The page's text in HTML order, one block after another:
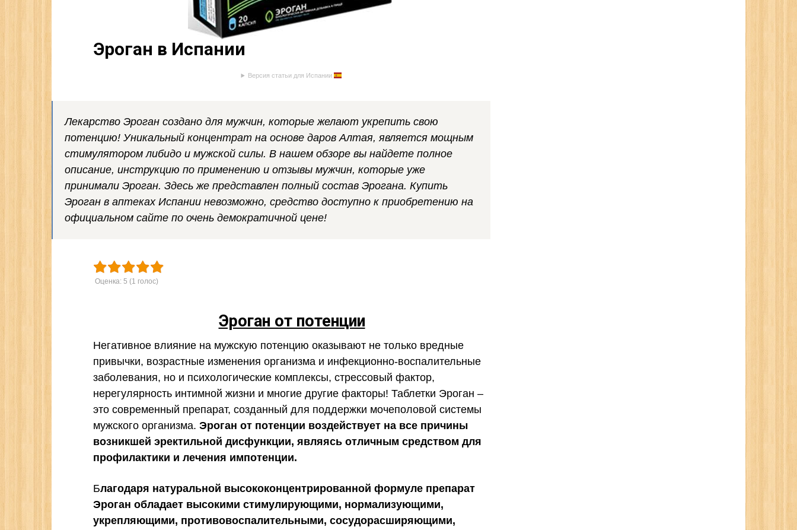
Эроган в Испании
Версия статьи для Испании
Лекарство Эроган создано для мужчин, которые желают укрепить свою
потенцию! Уникальный концентрат на основе даров Алтая, является мощным
стимулятором либидо и мужской силы. В нашем обзоре вы найдете полное
описание, инструкцию по применению и отзывы мужчин, которые уже
принимали Эроган. Здесь же представлен полный состав Эрогана. Купить
Эроган в аптеках Испании невозможно, средство доступно к приобретению на
официальном сайте по очень демократичной цене!
Оценка: 5 (1 голос)
Эроган от потенции
Негативное влияние на мужскую потенцию оказывают не только вредные
привычки, возрастные изменения организма и инфекционно-воспалительные
заболевания, но и психологические комплексы, стрессовый фактор,
нерегулярность интимной жизни и многие другие факторы! Таблетки Эроган –
это современный препарат, созданный для поддержки мочеполовой системы
мужского организма. Эроган от потенции воздействует на все причины
возникшей эректильной дисфункции, являясь отличным средством для
профилактики и лечения импотенции.
Благодаря натуральной высококонцентрированной формуле препарат
Эроган обладает высокими стимулирующими, нормализующими,
укрепляющими, противовоспалительными, сосудорасширяющими,